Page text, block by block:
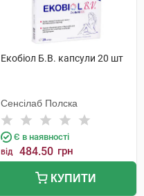
Екобіол Б.В. капсули 20 шт
Сенсілаб Полска
Є в наявності
від 484.50 грн
КУПИТИ